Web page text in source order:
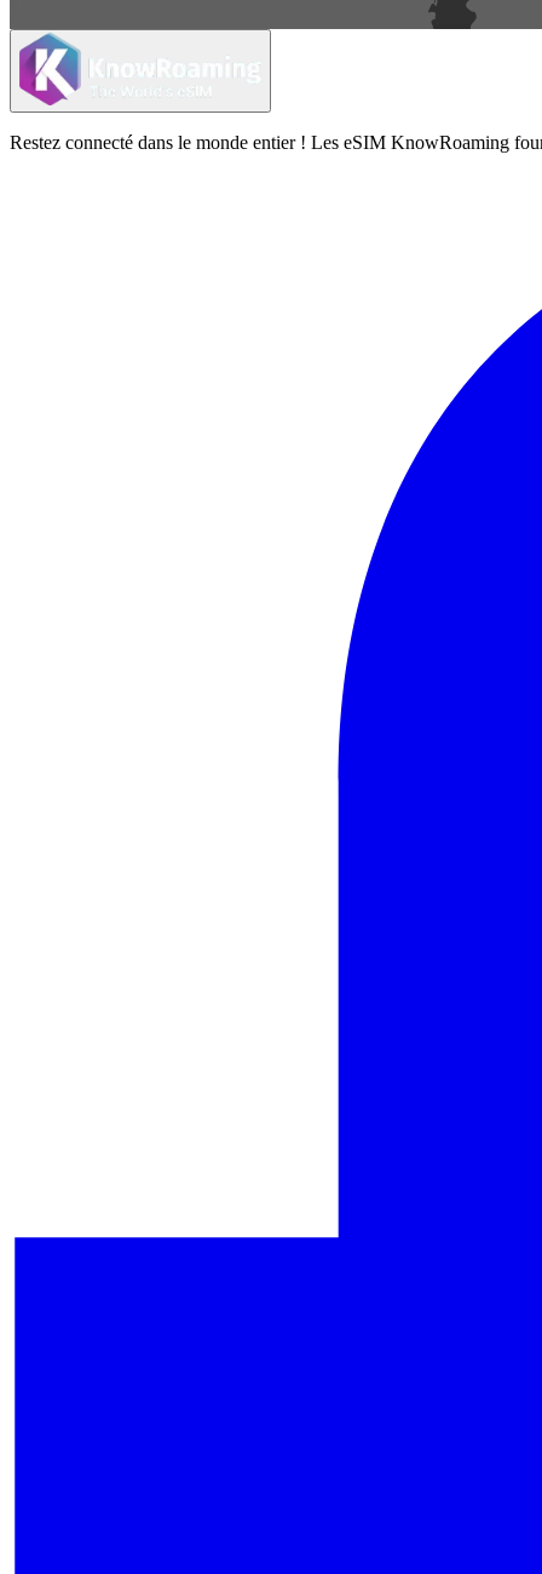
Restez connecté dans le monde entier ! Les eSIM KnowRoaming